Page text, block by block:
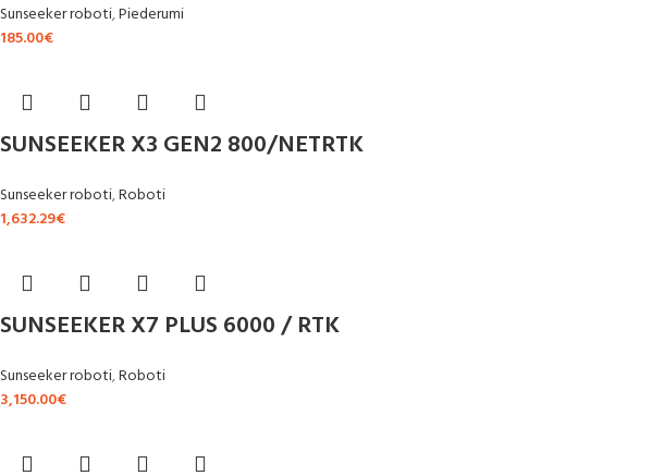
Sunseeker roboti,Piederumi
185.00€
SUNSEEKER X3 GEN2 800/NETRTK
Sunseeker roboti,Roboti
1,632.29€
SUNSEEKER X7 PLUS 6000 / RTK
Sunseeker roboti,Roboti
3,150.00€